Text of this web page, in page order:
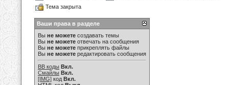
Тема закрыта
Ваши права в разделе
Вы не можете создавать темы
Вы не можете отвечать на сообщения
Вы не можете прикреплять файлы
Вы не можете редактировать сообщения
BB коды Вкл.
Смайлы Вкл.
[IMG] код Вкл.